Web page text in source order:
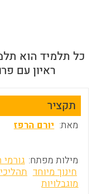
כל תלמיד הוא
ראיון עם
תקציר
מאת: יורם הרפז
מילות מפתח:
חינוך מיוחד
מוגבלויות